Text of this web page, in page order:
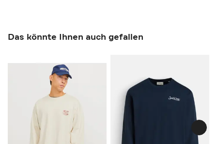
Das könnte Ihnen auch gefallen